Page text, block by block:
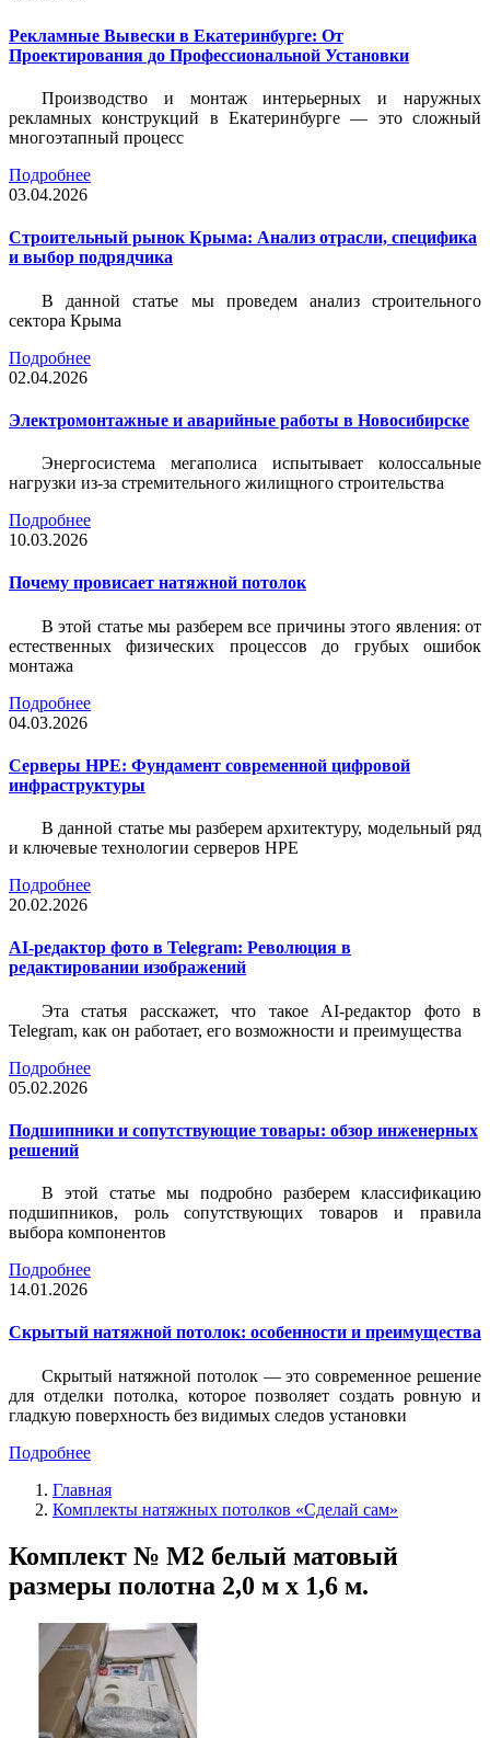
Рекламные Вывески в Екатеринбурге: От
Проектирования до Профессиональной Установки
Производство и монтаж интерьерных и наружных
рекламных конструкций в Екатеринбурге — это сложный
многоэтапный процесс
Подробнее
03.04.2026
Строительный рынок Крыма: Анализ отрасли, специфика
и выбор подрядчика
В данной статье мы проведем анализ строительного
сектора Крыма
Подробнее
02.04.2026
Электромонтажные и аварийные работы в Новосибирске
Энергосистема мегаполиса испытывает колоссальные
нагрузки из-за стремительного жилищного строительства
Подробнее
10.03.2026
Почему провисает натяжной потолок
В этой статье мы разберем все причины этого явления: от
естественных физических процессов до грубых ошибок
монтажа
Подробнее
04.03.2026
Серверы HPE: Фундамент современной цифровой
инфраструктуры
В данной статье мы разберем архитектуру, модельный ряд
и ключевые технологии серверов HPE
Подробнее
20.02.2026
AI-редактор фото в Telegram: Революция в
редактировании изображений
Эта статья расскажет, что такое AI-редактор фото в
Telegram, как он работает, его возможности и преимущества
Подробнее
05.02.2026
Подшипники и сопутствующие товары: обзор инженерных
решений
В этой статье мы подробно разберем классификацию
подшипников, роль сопутствующих товаров и правила
выбора компонентов
Подробнее
14.01.2026
Скрытый натяжной потолок: особенности и преимущества
Скрытый натяжной потолок — это современное решение
для отделки потолка, которое позволяет создать ровную и
гладкую поверхность без видимых следов установки
Подробнее
Главная
Комплекты натяжных потолков «Сделай сам»
Комплект № М2 белый матовый
размеры полотна 2,0 м х 1,6 м.